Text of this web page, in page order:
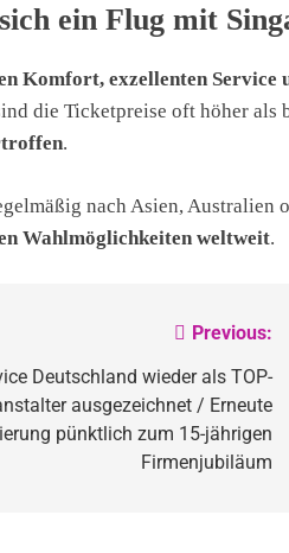
ein Flug mit
Komfort, exzellenten Service
die Ticketpreise oft höher als
.
nach Asien, Australien
Wahlmöglichkeiten weltweit.
Previous:
Deutschland wieder als TOP-
ausgezeichnet / Erneute
pünktlich zum 15-jährigen
Firmenjubiläum